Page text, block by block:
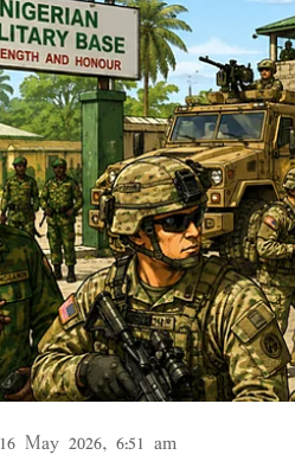
16 May 2026, 6:51 am